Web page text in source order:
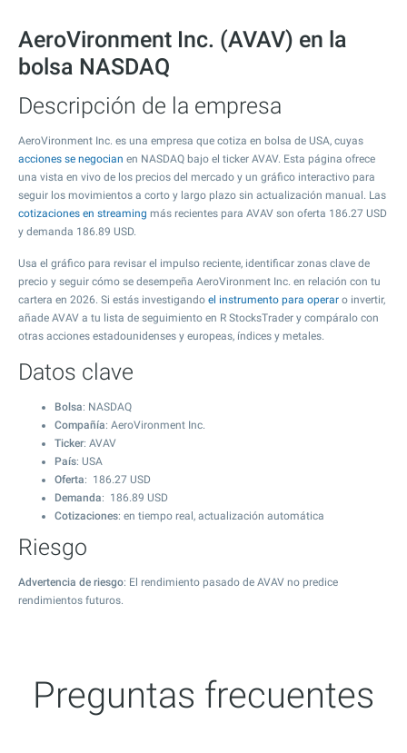
AeroVironment Inc. (AVAV) en la
bolsa NASDAQ
Descripción de la empresa
AeroVironment Inc. es una empresa que cotiza en bolsa de USA, cuyas
acciones se negocian en NASDAQ bajo el ticker AVAV. Esta página ofrece
una vista en vivo de los precios del mercado y un gráfico interactivo para
seguir los movimientos a corto y largo plazo sin actualización manual. Las
cotizaciones en streaming más recientes para AVAV son oferta 186.27 USD
y demanda 186.89 USD.
Usa el gráfico para revisar el impulso reciente, identificar zonas clave de
precio y seguir cómo se desempeña AeroVironment Inc. en relación con tu
cartera en 2026. Si estás investigando el instrumento para operar o invertir,
añade AVAV a tu lista de seguimiento en R StocksTrader y compáralo con
otras acciones estadounidenses y europeas, índices y metales.
Datos clave
Bolsa: NASDAQ
Compañía: AeroVironment Inc.
Ticker: AVAV
País: USA
Oferta: 186.27 USD
Demanda: 186.89 USD
Cotizaciones: en tiempo real, actualización automática
Riesgo
Advertencia de riesgo: El rendimiento pasado de AVAV no predice
rendimientos futuros.
Preguntas frecuentes